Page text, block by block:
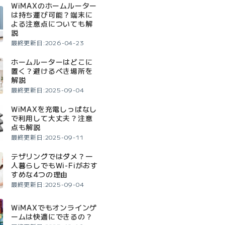
WiMAXのホームルーター
は持ち運び可能？端末に
よる注意点についても解
説
最終更新日:2026-04-23
ホームルーターはどこに
置く？避けるべき場所を
解説
最終更新日:2025-09-04
WiMAXを充電しっぱなし
で利用して大丈夫？注意
点も解説
最終更新日:2025-09-11
テザリングではダメ？一
人暮らしでもWi-Fiがおす
すめな4つの理由
最終更新日:2025-09-04
WiMAXでもオンラインゲ
ームは快適にできるの？